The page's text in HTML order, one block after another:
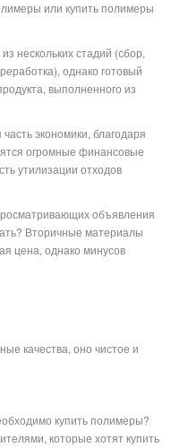
или купить полимеры
нескольких стадий (сбор,
однако готовый
выполненного из
экономики, благодаря
огромные финансовые
утилизации отходов
объявления
Вторичные материалы
цена, однако минусов
качества, оно чистое и
купить полимеры?
которые хотят купить